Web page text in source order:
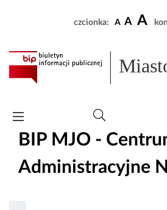
czcionka: A A A
BIP MJO -
Administracyjne